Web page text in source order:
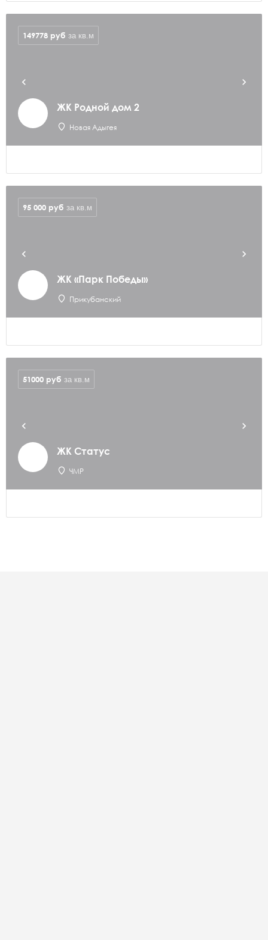
ЖК Родной дом 2
Новая Адыгея
149778 руб за кв.м
ЖК «Парк Победы»
Прикубанский
95 000 руб за кв.м
ЖК Статус
ЧМР
51000 руб за кв.м